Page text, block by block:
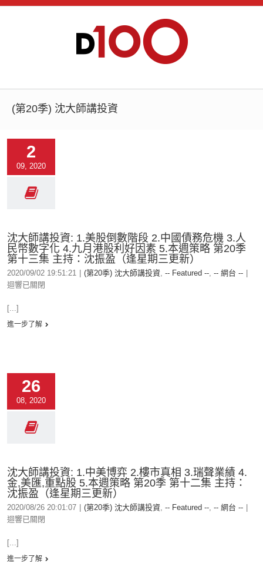
(第20季) 沈大師講投資
2
09, 2020
沈大師講投資: 1.美股倒數階段 2.中國債務危機 3.人
民幣數字化 4.九月港股利好因素 5.本週策略 第20季
第十三集 主持：沈振盈（逢星期三更新）
2020/09/02 19:51:21 (第20季) 沈大師講投資, -- Featured --, -- 網台 --
迴響已關閉
[...]
進一步了解
26
08, 2020
沈大師講投資: 1.中美博弈 2.樓市真相 3.瑞聲業績 4.
金,美匯,重點股 5.本週策略 第20季 第十二集 主持：
沈振盈（逢星期三更新）
2020/08/26 20:01:07 (第20季) 沈大師講投資, -- Featured --, -- 網台 --
迴響已關閉
[...]
進一步了解